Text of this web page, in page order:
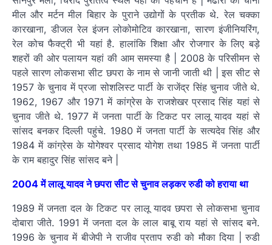
मील और मर्टन मील बिहार के पुराने उद्योगों के प्रतीक थे. रेल चक्का
कारखाना, डीजल रेल इंजन लोकोमोटिव कारखाना, सारण इंजीनियरिंग,
रेल कोच फैक्ट्री भी यहां है. हालांकि शिक्षा और रोजगार के लिए बड़े
शहरों की ओर पलायन यहां की आम समस्या है | 2008 के परिसीमन से
पहले सारण लोकसभा सीट छपरा के नाम से जानी जाती थी | इस सीट से
1957 के चुनाव में प्रजा सोशलिस्ट पार्टी के राजेंद्र सिंह चुनाव जीते थे.
1962, 1967 और 1971 में कांग्रेस के राजशेखर प्रसाद सिंह यहां से
चुनाव जीते थे. 1977 में जनता पार्टी के टिकट पर लालू यादव यहां से
सांसद बनकर दिल्ली पहुंचे. 1980 में जनता पार्टी के सत्यदेव सिंह और
1984 में कांग्रेस के योगेश्वर प्रसाद योगेश तथा 1985 में जनता पार्टी
के राम बहादुर सिंह सांसद बने |
2004 में लालू यादव ने छपरा सीट से चुनाव लड़कर रुडी को हराया था
1989 में जनता दल के टिकट पर लालू यादव छपरा से लोकसभा चुनाव
दोबारा जीते. 1991 में जनता दल के लाल बाबू राय यहां से सांसद बने.
1996 के चुनाव में बीजेपी ने राजीव प्रताप रुडी को मौका दिया | रुडी